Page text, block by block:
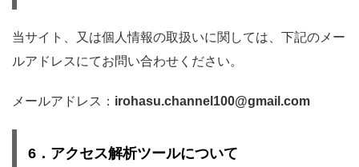
当サイト、又は個人情報の取扱いに関しては、下記のメー
ルアドレスにてお問い合わせください。
メールアドレス： irohasu.channel100@gmail.com
6．アクセス解析ツールについて